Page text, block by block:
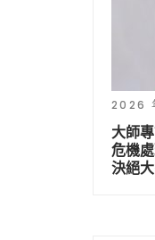
2026
大師
危機
決絕